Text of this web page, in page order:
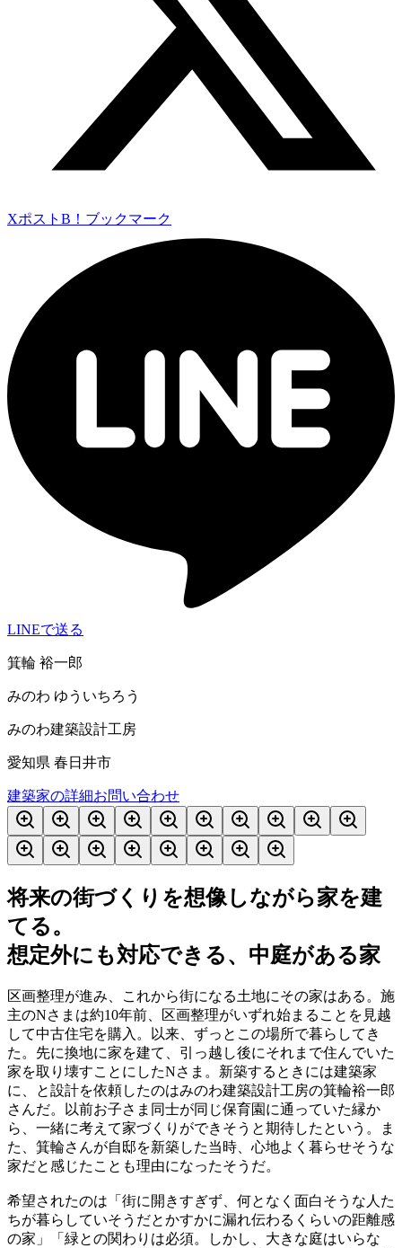
Xポスト B！ブックマーク
LINEで送る
箕輪 裕一郎
みのわ ゆういちろう
みのわ建築設計工房
愛知県 春日井市
建築家の詳細お問い合わせ
将来の街づくりを想像しながら家を建
てる。
想定外にも対応できる、中庭がある家
区画整理が進み、これから街になる土地にその家はある。施
主のNさまは約10年前、区画整理がいずれ始まることを見越
して中古住宅を購入。以来、ずっとこの場所で暮らしてき
た。先に換地に家を建て、引っ越し後にそれまで住んでいた
家を取り壊すことにしたNさま。新築するときには建築家
に、と設計を依頼したのはみのわ建築設計工房の箕輪裕一郎
さんだ。以前お子さま同士が同じ保育園に通っていた縁か
ら、一緒に考えて家づくりができそうと期待したという。ま
た、箕輪さんが自邸を新築した当時、心地よく暮らせそうな
家だと感じたことも理由になったそうだ。
希望されたのは「街に開きすぎず、何となく面白そうな人た
ちが暮らしていそうだとかすかに漏れ伝わるくらいの距離感
の家」「緑との関わりは必須。しかし、大きな庭はいらな